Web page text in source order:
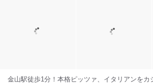
金山駅徒歩1分！本格ピッツァ、イタリアンをカ